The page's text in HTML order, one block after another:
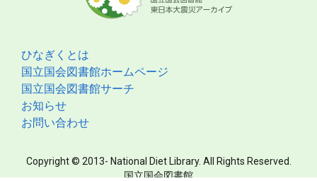
ひなぎくとは
国立国会図書館ホームページ
国立国会図書館サーチ
お知らせ
お問い合わせ
Copyright © 2013- National Diet Library. All Rights Reserved.